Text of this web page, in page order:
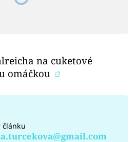
na cuketové
omáčkou
článku